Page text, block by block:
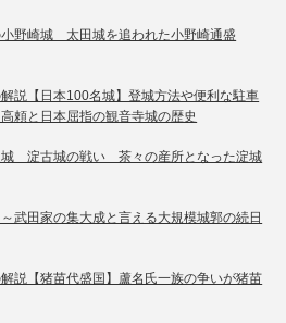
野崎城 太田城を追われた小野崎通盛
説【日本100名城】登城方法や便利な駐車
頼と日本屈指の観音寺城の歴史
城 淀古城の戦い 茶々の産所となった淀城
武田家の集大成と言える大規模城郭の続日
説【猪苗代盛国】蘆名氏一族の争いが猪苗